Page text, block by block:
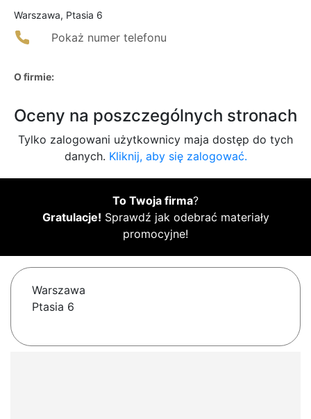
Warszawa, Ptasia 6
Pokaż numer telefonu
O firmie:
Oceny na poszczególnych stronach
Tylko zalogowani użytkownicy maja dostęp do tych
danych. Kliknij, aby się zalogować.
To Twoja firma?
Gratulacje! Sprawdź jak odebrać materiały
promocyjne!
Warszawa
Ptasia 6